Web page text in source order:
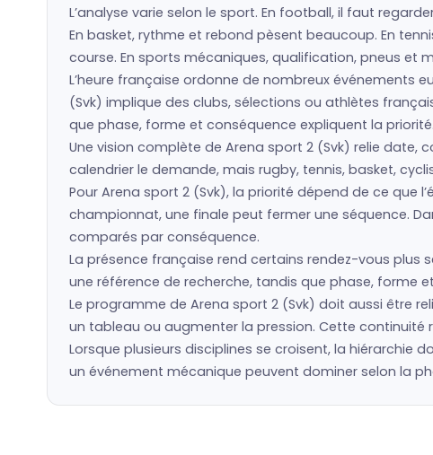
L’analyse varie selon le sport. En football, il faut
En basket, rythme et rebond pèsent beaucoup. En
course. En sports mécaniques, qualification, pneus et
L’heure française ordonne de nombreux événements
(Svk) implique des clubs, sélections ou athlètes
que phase, forme et conséquence expliquent la priorité.
Une vision complète de Arena sport 2 (Svk) relie
calendrier le demande, mais rugby, tennis, basket,
Pour Arena sport 2 (Svk), la priorité dépend de ce que
championnat, une finale peut fermer une séquence.
comparés par conséquence.
La présence française rend certains rendez-vous plus
une référence de recherche, tandis que phase, forme
Le programme de Arena sport 2 (Svk) doit aussi être
un tableau ou augmenter la pression. Cette continuité
Lorsque plusieurs disciplines se croisent, la hiérarchie
un événement mécanique peuvent dominer selon la